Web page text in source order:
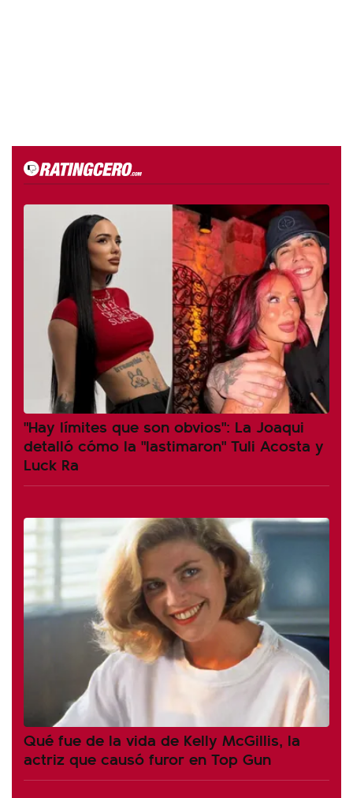
"Hay límites que son obvios": La Joaqui
detalló cómo la "lastimaron" Tuli Acosta y
Luck Ra
Qué fue de la vida de Kelly McGillis, la
actriz que causó furor en Top Gun